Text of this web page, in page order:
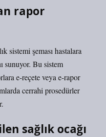
rapor
sistemi şeması hastalara
sunuyor. Bu sistem
e-reçete veya e-rapor
cerrahi prosedürler
sağlık ocağı